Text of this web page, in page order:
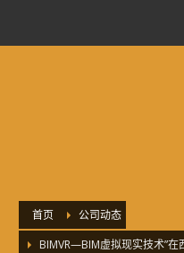
SHOWROOM HOURS
首页
公司动态
BIMVR—BIM虚拟现实技术”在